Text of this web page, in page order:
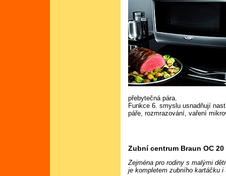
přebytečná pára.
Funkce 6. smyslu usnadňují
páře, rozmrazování, vaření
Zubní centrum Braun OC 20
Zejména pro rodiny s malými
je kompletem zubního kartáčku